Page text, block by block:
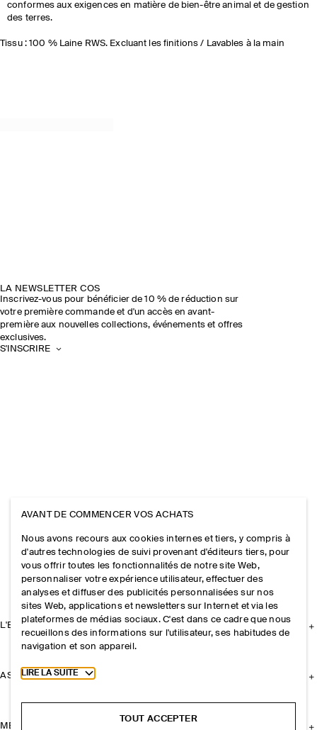
conformes aux exigences en matière de bien-être animal et de gestion
des terres.
Tissu : 100 % Laine RWS. Excluant les finitions / Lavables à la main
LA NEWSLETTER COS
Inscrivez-vous pour bénéficier de 10 % de réduction sur
votre première commande et d'un accès en avant-
première aux nouvelles collections, événements et offres
exclusives.
S'INSCRIRE
L'ENTREPRISE
ASSISTANCE
MENTIONS LÉGALES
AVANT DE COMMENCER VOS ACHATS
Nous avons recours aux cookies internes et tiers, y compris à
d'autres technologies de suivi provenant d'éditeurs tiers, pour
vous offrir toutes les fonctionnalités de notre site Web,
personnaliser votre expérience utilisateur, effectuer des
analyses et diffuser des publicités personnalisées sur nos
sites Web, applications et newsletters sur Internet et via les
plateformes de médias sociaux. C'est dans ce cadre que nous
recueillons des informations sur l'utilisateur, ses habitudes de
navigation et son appareil.
Toggle more cookie information
LIRE LA SUITE
TOUT ACCEPTER